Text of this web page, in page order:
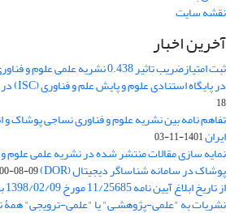
نقشه سایت
آخرین اخبار
ثبت امتیازضریب تاثیر 0.438 نشریه
در پایگاه استنادی علوم و پایش علم و فناوری (ISC) در سال 1401
18
تفاهم نامه بین نشریه علوم و فناوری نساجی پوشاک
ایران1401-11-03
نمایه سازی مقالات منتشر شده در نشریه علمی علوم
پوشاک در سامانه شناساگر دیجیتال (DOR) 08-09
نشریات به "علمی-پژوهشـی" یا "علمی-ترویجی"